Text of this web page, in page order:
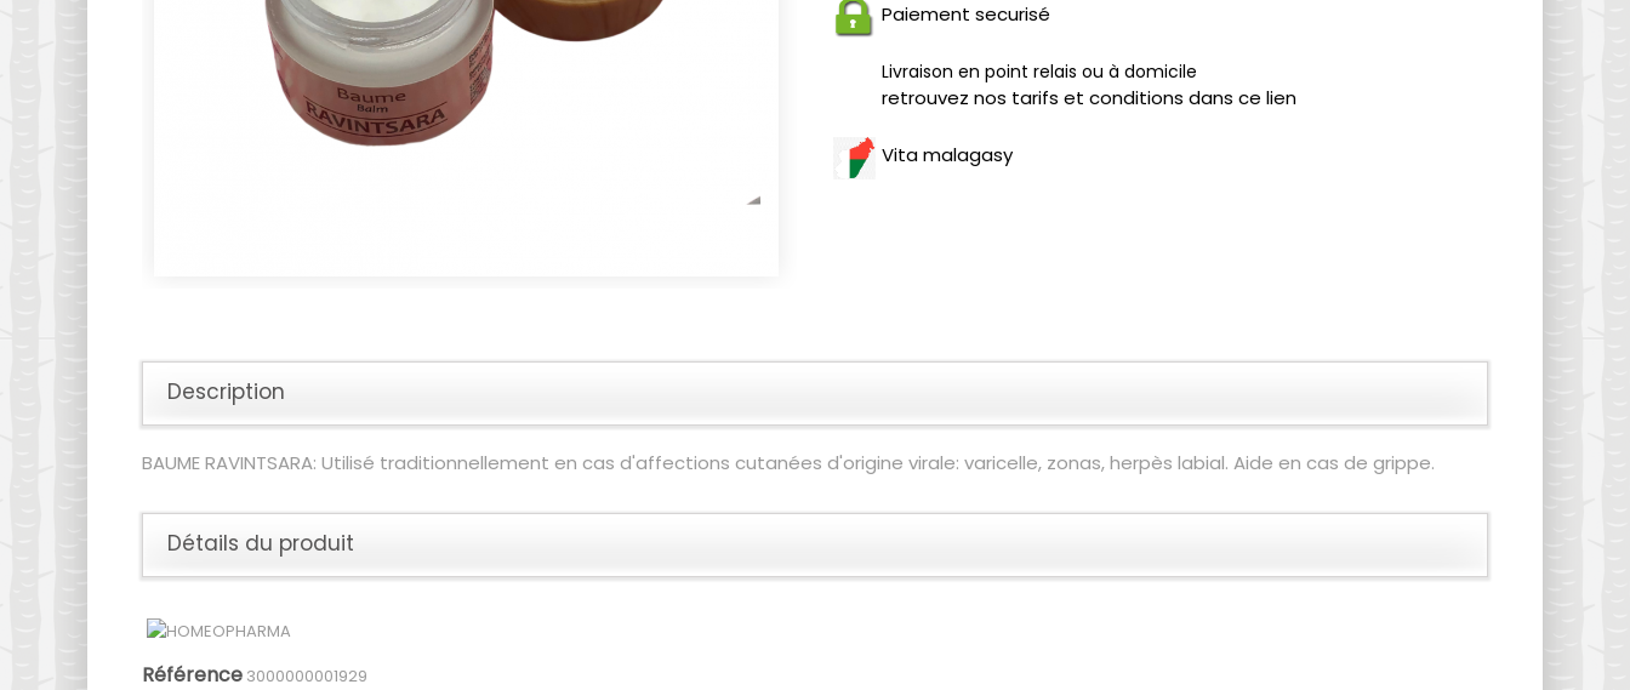
Paiement securisé
Livraison en point relais ou à domicile
retrouvez nos tarifs et conditions dans ce lien
Vita malagasy
Description
BAUME RAVINTSARA: Utilisé traditionnellement en cas d'affections cutanées d'origine virale: varicelle, zonas, herpès labial. Aide en cas de grippe.
Détails du produit
Référence 3000000001929